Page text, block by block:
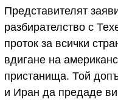
Представителят
разбирателство с
проток за всички
вдигане на
пристанища. Той
и Иран да предаде